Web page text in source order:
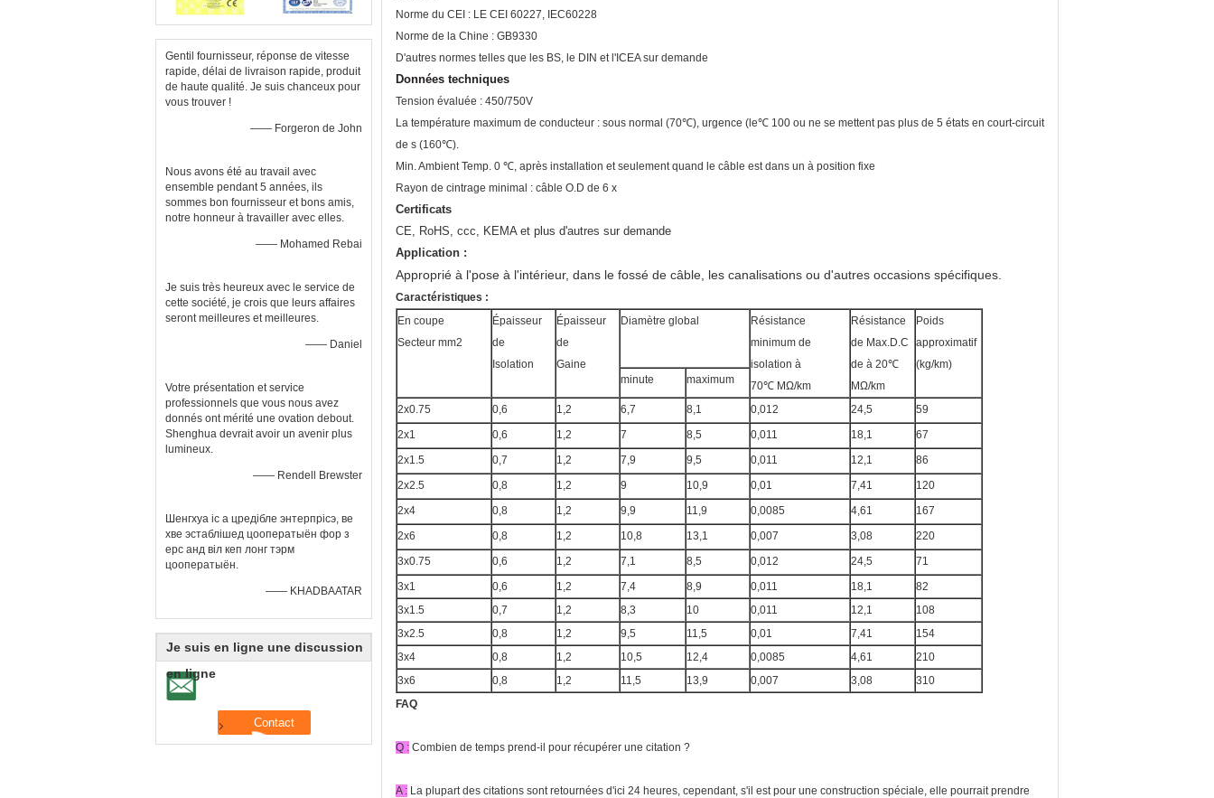
Gentil fournisseur, réponse de vitesse
rapide, délai de livraison rapide, produit
de haute qualité. Je suis chanceux pour
vous trouver !
—— Forgeron de John
Nous avons été au travail avec
ensemble pendant 5 années, ils
sommes bon fournisseur et bons amis,
notre honneur à travailler avec elles.
—— Mohamed Rebai
Je suis très heureux avec le service de
cette société, je crois que leurs affaires
seront meilleures et meilleures.
—— Daniel
Votre présentation et service
professionnels que vous nous avez
donnés ont mérité une ovation debout.
Shenghua devrait avoir un avenir plus
lumineux.
—— Rendell Brewster
Шенгхуа іс а цредібле энтерпрісэ, ве
хве эстаблішед цооператыён фор з
ерс анд віл кеп лонг тэрм
цооператыён.
—— KHADBAATAR
Je suis en ligne une discussion
en ligne
Norme du CEI : LE CEI 60227, IEC60228
Norme de la Chine : GB9330
D'autres normes telles que les BS, le DIN et l'ICEA sur demande
Données techniques
Tension évaluée : 450/750V
La température maximum de conducteur : sous normal (70℃), urgence (le℃ 100 ou ne se mettent pas plus de 5 états en court-circuit
de s (160℃).
Min. Ambient Temp. 0 ℃, après installation et seulement quand le câble est dans un à position fixe
Rayon de cintrage minimal : câble O.D de 6 x
Certificats
CE, RoHS, ccc, KEMA et plus d'autres sur demande
Application :
Approprié à l'pose à l'intérieur, dans le fossé de câble, les canalisations ou d'autres occasions spécifiques.
Caractéristiques :
En coupe
Secteur mm2
Épaisseur
de
Isolation
Épaisseur
de
Gaine
Diamètre global
Résistance
minimum de
isolation à
70℃ MΩ/km
Résistance
de Max.D.C
de à 20℃
MΩ/km
Poids
approximatif
(kg/km)
minute
maximum
2x0.75 0,6 1,2 6,7 8,1 0,012 24,5
59
2x1
0,6 1,2 7 8,5 0,011 18,1
67
2x1.5
0,7 1,2 7,9 9,5 0,011 12,1
86
2x2.5
0,8 1,2 9 10,9 0,01 7,41
120
2x4
0,8 1,2 9,9 11,9 0,0085 4,61
167
2x6
0,8 1,2 10,8 13,1 0,007 3,08
220
3x0.75
0,6 1,2 7,1 8,5 0,012 24,5
71
3x1
0,6 1,2 7,4 8,9 0,011 18,1
82
3x1.5
0,7 1,2 8,3 10 0,011 12,1
108
3x2.5
0,8 1,2 9,5 11,5 0,01 7,41
154
3x4
0,8 1,2 10,5 12,4 0,0085 4,61
210
3x6
0,8 1,2 11,5 13,9 0,007 3,08
310
FAQ
Q : Combien de temps prend-il pour récupérer une citation ?
A : La plupart des citations sont retournées d'ici 24 heures, cependant, s'il est pour une construction spéciale, elle pourrait prendre